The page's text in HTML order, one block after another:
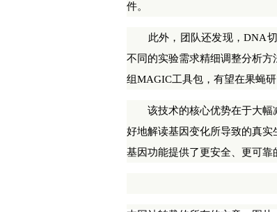
件。
此外，团队还发现，DNA切
不同的实验需求精细调整分析
组MAGIC工具包，有望在果蝇
该技术的核心优势在于大幅
好地解读基因变化所导致的真
基因功能提供了更安全、更可